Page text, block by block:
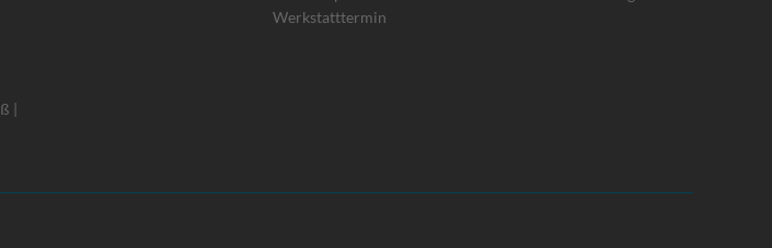
|
Werkstatttermin